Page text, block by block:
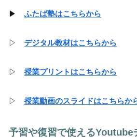
▶ふたば塾はこちらから
▷ デジタル教材はこちらから
▷授業プリントはこちらから
▷授業動画のスライドはこちらか
予習や復習で使えるYoutube